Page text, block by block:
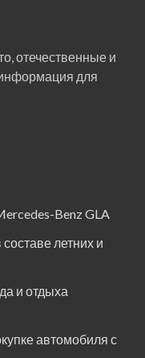
отечественные и
для
Benz GLA
летних и
и отдыха
автомобиля с